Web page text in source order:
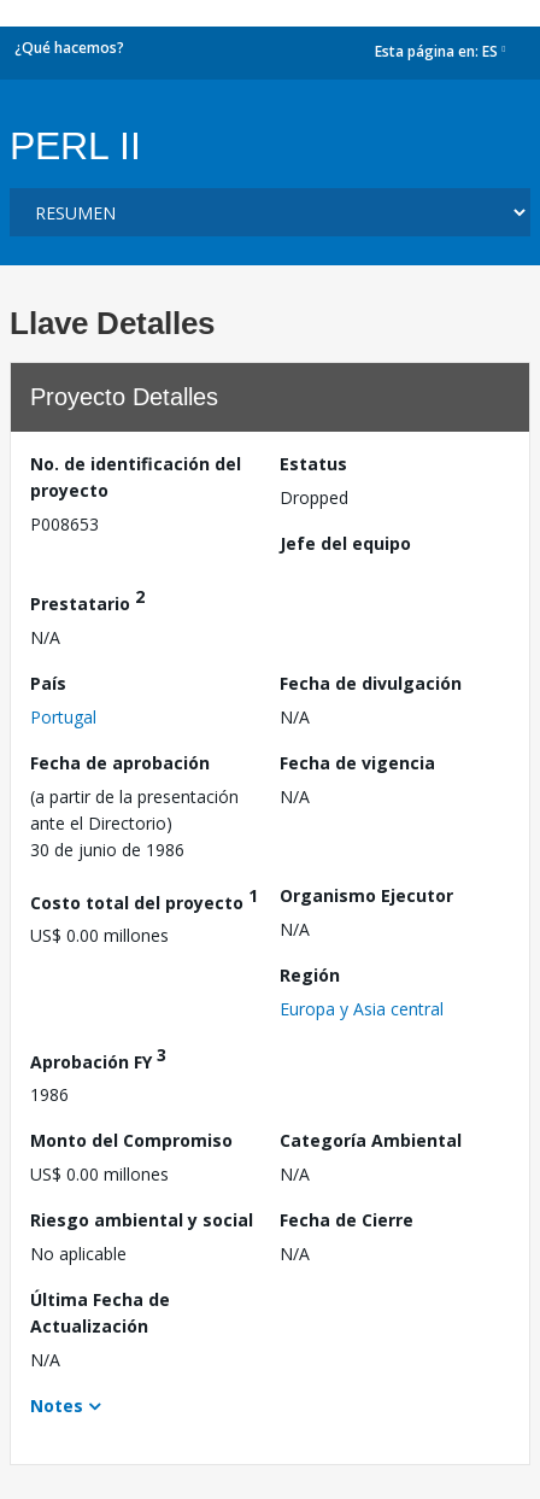
¿Qué hacemos? Esta página en: ES
PERL II
Llave Detalles
Proyecto Detalles
No. de identificación del
proyecto
P008653
Estatus
Dropped
Jefe del equipo
Prestatario 2
N/A
País
Portugal
Fecha de divulgación
N/A
Fecha de aprobación
(a partir de la presentación
ante el Directorio)
30 de junio de 1986
Fecha de vigencia
N/A
Costo total del proyecto 1
US$ 0.00 millones
Organismo Ejecutor
N/A
Región
Europa y Asia central
Aprobación FY3
1986
Monto del Compromiso
US$ 0.00 millones
Categoría Ambiental
N/A
Riesgo ambiental y social
No aplicable
Fecha de Cierre
N/A
Última Fecha de
Actualización
N/A
Notes